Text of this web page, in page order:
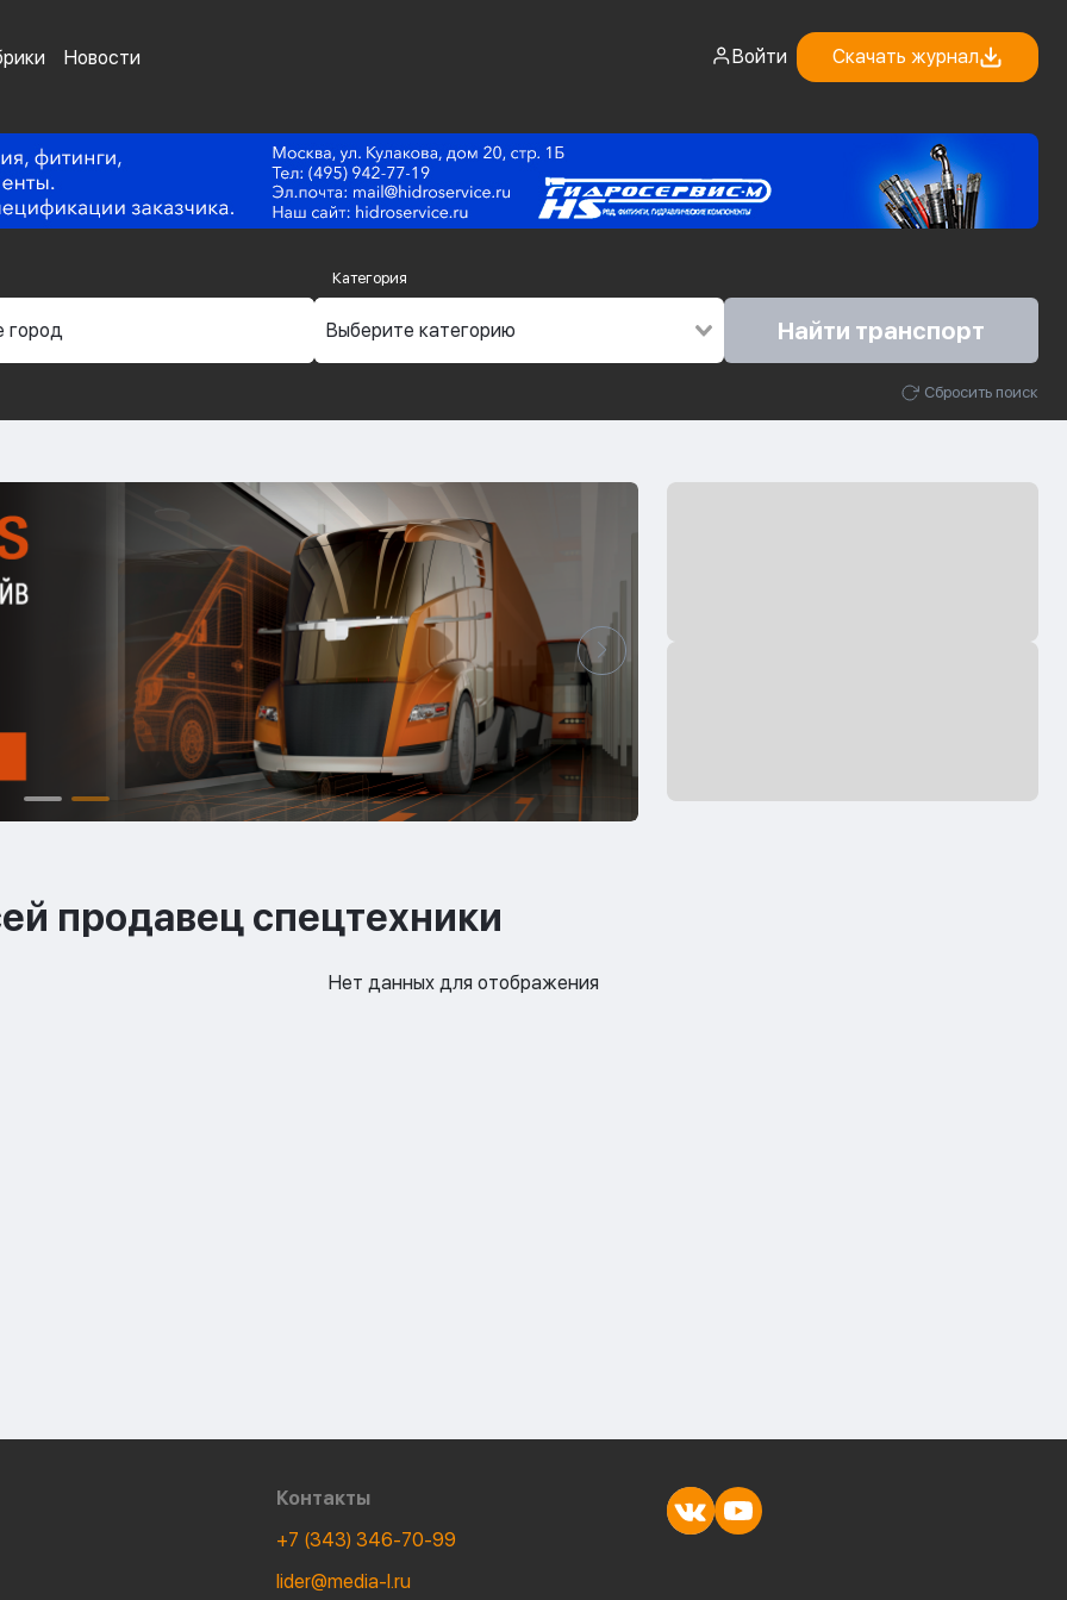
Новости Войти Скачать журнал
Категория
Найти транспорт
Сбросить поиск
продавец спецтехники
Нет данных для отображения
Контакты
+7 (343) 346-70-99
lider@media-l.ru